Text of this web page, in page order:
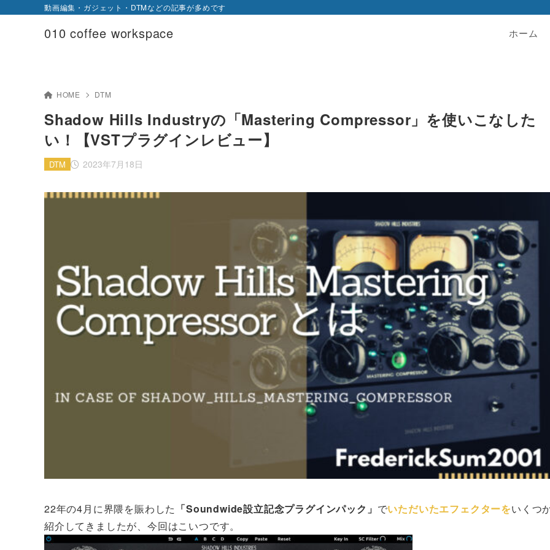
010 coffee workspace
動画編集・ガジェット・DTMなどの記事が多めです
ホーム
HOME DTM
Shadow Hills Industryの「Mastering Compressor」を使いこなした
い！【VSTプラグインレビュー】
2023年7月18日
DTM
22年の4月に界隈を賑わした 「Soundwide設立記念プラグインパック」 でいただいたエフェクターをいくつ
紹介してきましたが、今回はこいつです。